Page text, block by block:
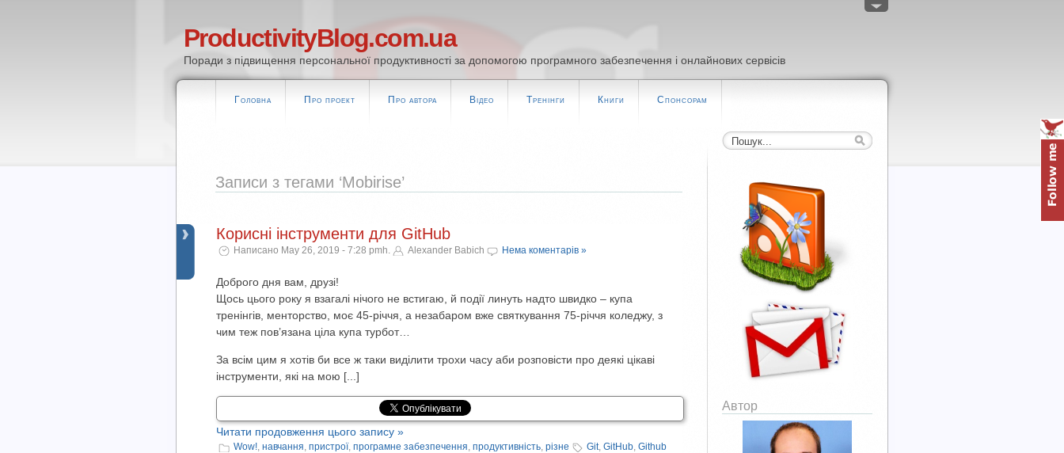
ProductivityBlog.com.ua
Поради з підвищення персональної продуктивності за допомогою програмного забезпечення і онлайнових сервісів
Головна Про проект Про автора Відео Тренінги Книги Спонсорам
Записи з тегами ‘Mobirise’
Корисні інструменти для GitHub
Написано May 26, 2019 - 7:28 pmh. Alexander Babich Нема коментарів »
Доброго дня вам, друзі!
Щось цього року я взагалі нічого не встигаю, й події линуть надто швидко – купа
тренінгів, менторство, моє 45-річчя, а незабаром вже святкування 75-річчя коледжу, з
чим теж пов’язана ціла купа турбот…
За всім цим я хотів би все ж таки виділити трохи часу аби розповісти про деякі цікаві
інструменти, які на мою [...]
Читати продовження цього запису »
Wow!, навчання, пристрої, програмне забезпечення, продуктивність, різне Git, GitHub, Github
Автор